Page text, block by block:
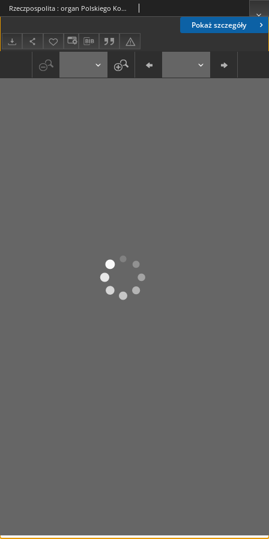
Pokaż szczegóły
Rzeczpospolita : organ Polskiego Komitetu Wyzwolenia Narodowego. R. 1, nr 118 (1 grudnia 1944)